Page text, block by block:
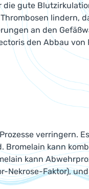
gute
lindern,
an den
den Abbau von
verringern.
Bromelain kann
kann
Nekrose-Faktor),